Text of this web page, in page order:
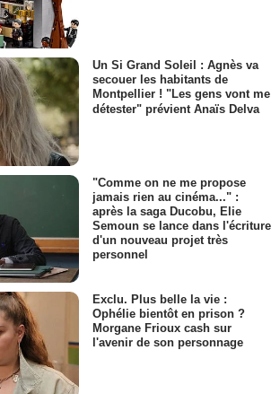
Un Si Grand Soleil : Agnès va
secouer les habitants de
Montpellier ! "Les gens vont me
détester" prévient Anaïs Delva
"Comme on ne me propose
jamais rien au cinéma..." :
après la saga Ducobu, Elie
Semoun se lance dans l'écriture
d'un nouveau projet très
personnel
Exclu. Plus belle la vie :
Ophélie bientôt en prison ?
Morgane Frioux cash sur
l'avenir de son personnage